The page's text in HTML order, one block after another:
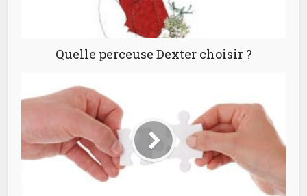
Quelle perceuse Dexter choisir ?